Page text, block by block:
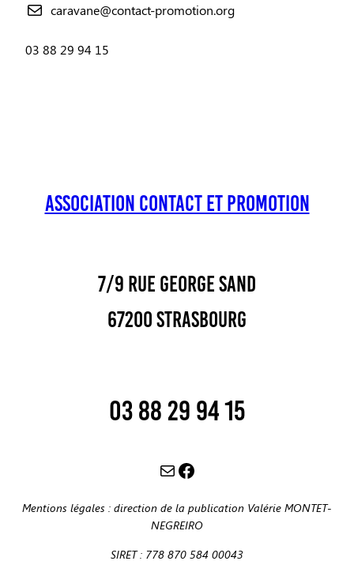
caravane@contact-promotion.org
03 88 29 94 15
Association Contact et Promotion
7/9 rue George Sand
67200 STRASBOURG
03 88 29 94 15
association@contact-promotion.org https://www.facebook.com/contact.promotion
Mentions légales : direction de la publication Valérie MONTET-
NEGREIRO
SIRET : 778 870 584 00043